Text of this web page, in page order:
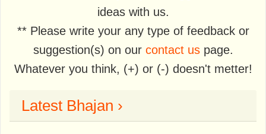
ideas with us.
** Please write your any type of feedback or
suggestion(s) on our contact uspage.
Whatever you think, (+) or (-) doesn't metter!
Latest Bhajan ›